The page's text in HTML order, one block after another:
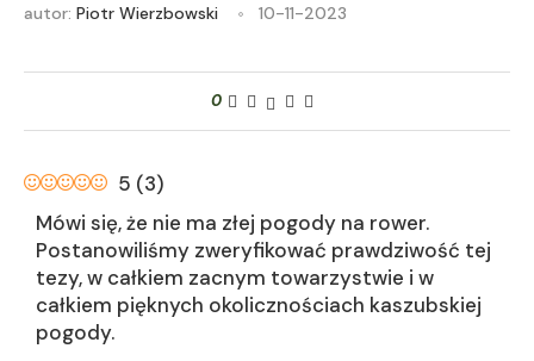
autor: Piotr Wierzbowski 10-11-2023
0
5 (3)
Mówi się, że nie ma złej pogody na rower.
Postanowiliśmy zweryfikować prawdziwość tej
tezy, w całkiem zacnym towarzystwie i w
całkiem pięknych okolicznościach kaszubskiej
pogody.